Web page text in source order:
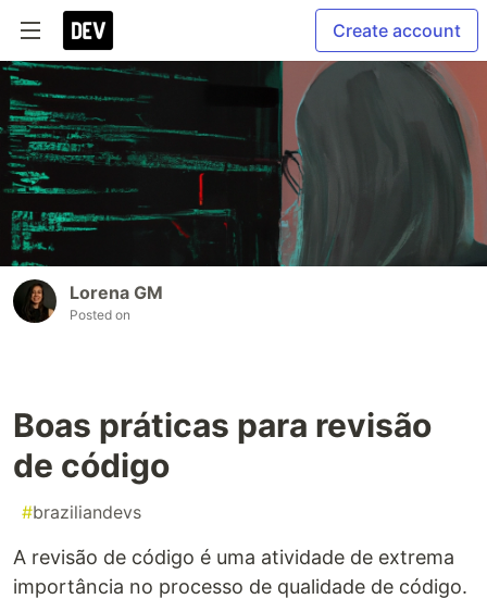
Create account
Lorena GM
Posted on
Boas práticas para revisão
de código
#braziliandevs
A revisão de código é uma atividade de extrema
importância no processo de qualidade de código.